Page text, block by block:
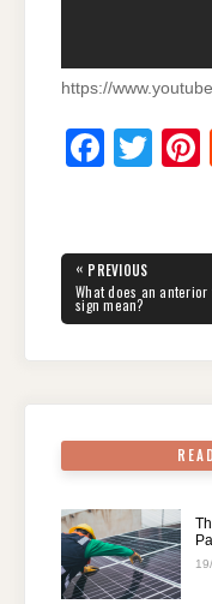
https://
F
e
b
T
er
Post
navigation
« PREVIOUS
PREVIOUS
POST:
What does an anterior
sign mean?